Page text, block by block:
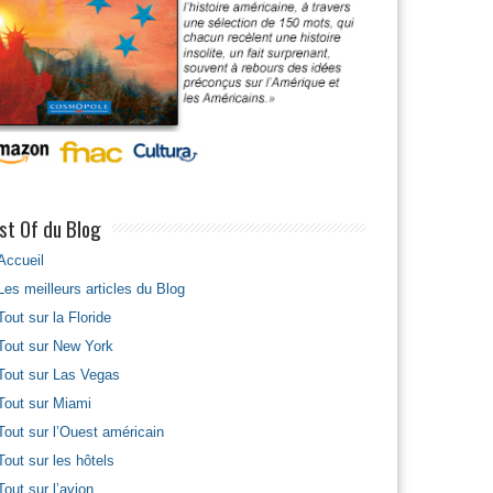
Of du Blog
meilleurs articles du Blog
sur la Floride
sur New York
sur Las Vegas
sur Miami
sur l’Ouest américain
sur les hôtels
sur l’avion